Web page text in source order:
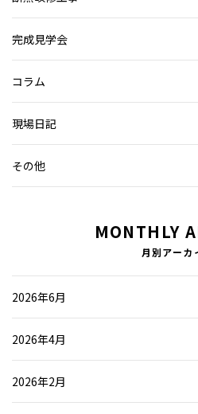
完成見学会
コラム
現場日記
その他
MONTHLY
月別アーカ
2026年6月
2026年4月
2026年2月